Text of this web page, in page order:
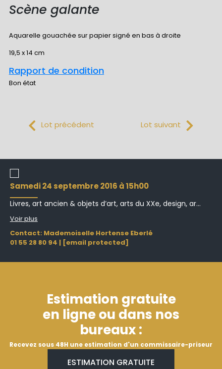
Scène galante
Aquarelle gouachée sur papier signé en bas à droite
19,5 x 14 cm
Rapport de condition
Bon état
Lot précédent Lot suivant
samedi 24 septembre 2016 à 15h00
Livres, art ancien & objets d’art, arts du XXe, design, ar...
Voir plus
Contact: Mademoiselle Hortense Eberlé
01 55 28 80 94 | [email protected]
Estimation gratuite
en ligne ou dans nos
bureaux :
Recevez sous 48H une estimation d'un commissaire-priseur
ESTIMATION GRATUITE